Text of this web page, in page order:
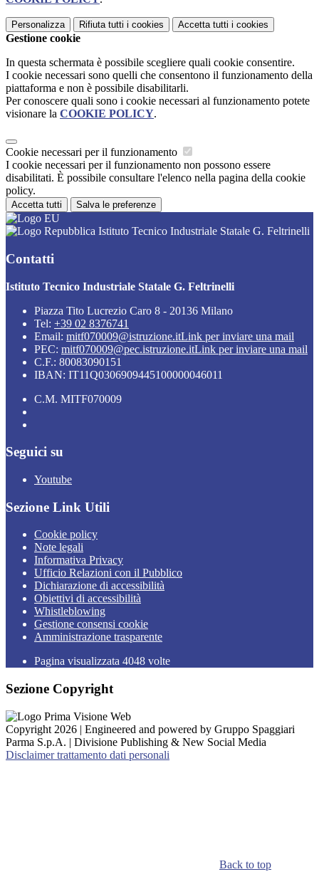
Personalizza Rifiuta tutti i cookies Accetta tutti i cookies
Gestione cookie
In questa schermata è possibile scegliere quali cookie consentire.
I cookie necessari sono quelli che consentono il funzionamento della
piattaforma e non è possibile disabilitarli.
Per conoscere quali sono i cookie necessari al funzionamento potete
visionare la COOKIE POLICY.
Cookie necessari per il funzionamento
I cookie necessari per il funzionamento non possono essere
disabilitati. È possibile consultare l'elenco nella pagina della cookie
policy.
Accetta tutti Salva le preferenze
Istituto Tecnico Industriale Statale G. Feltrinelli
Contatti
Istituto Tecnico Industriale Statale G. Feltrinelli
Piazza Tito Lucrezio Caro 8 - 20136 Milano
Tel: +39 02 8376741
Email: mitf070009@istruzione.itLink per inviare una mail
PEC: mitf070009@pec.istruzione.itLink per inviare una mail
C.F.: 80083090151
IBAN: IT11Q0306909445100000046011
C.M. MITF070009
Seguici su
Youtube
Sezione Link Utili
Cookie policy
Note legali
Informativa Privacy
Ufficio Relazioni con il Pubblico
Dichiarazione di accessibilità
Obiettivi di accessibilità
Whistleblowing
Gestione consensi cookie
Amministrazione trasparente
Pagina visualizzata 4048 volte
Sezione Copyright
Copyright 2026 | Engineered and powered by Gruppo Spaggiari
Parma S.p.A. | Divisione Publishing & New Social Media
Disclaimer trattamento dati personali
Back to top